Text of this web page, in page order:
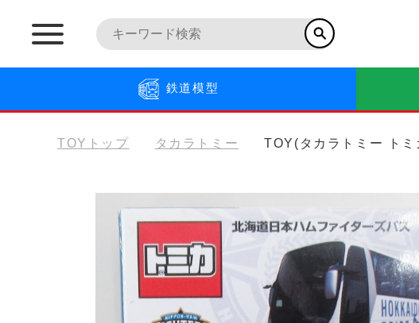
鉄道模型
TOYトップ タカラトミー TOY(タカラトミー トミ